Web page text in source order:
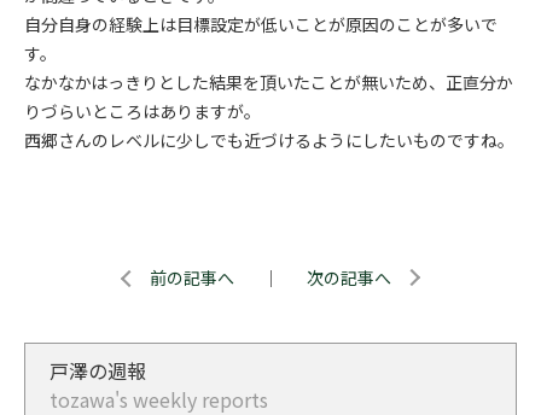
自分自身の経験上は目標設定が低いことが原因のことが多いで
す。
なかなかはっきりとした結果を頂いたことが無いため、正直分か
りづらいところはありますが。
西郷さんのレベルに少しでも近づけるようにしたいものですね。
前の記事へ ｜ 次の記事へ
戸澤の週報
tozawa's weekly reports